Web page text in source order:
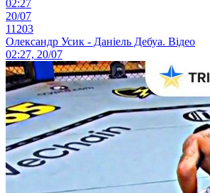
02:27
20/07
11203
Олександр Усик - Даніель Дебуа. Відео
02:27, 20/07